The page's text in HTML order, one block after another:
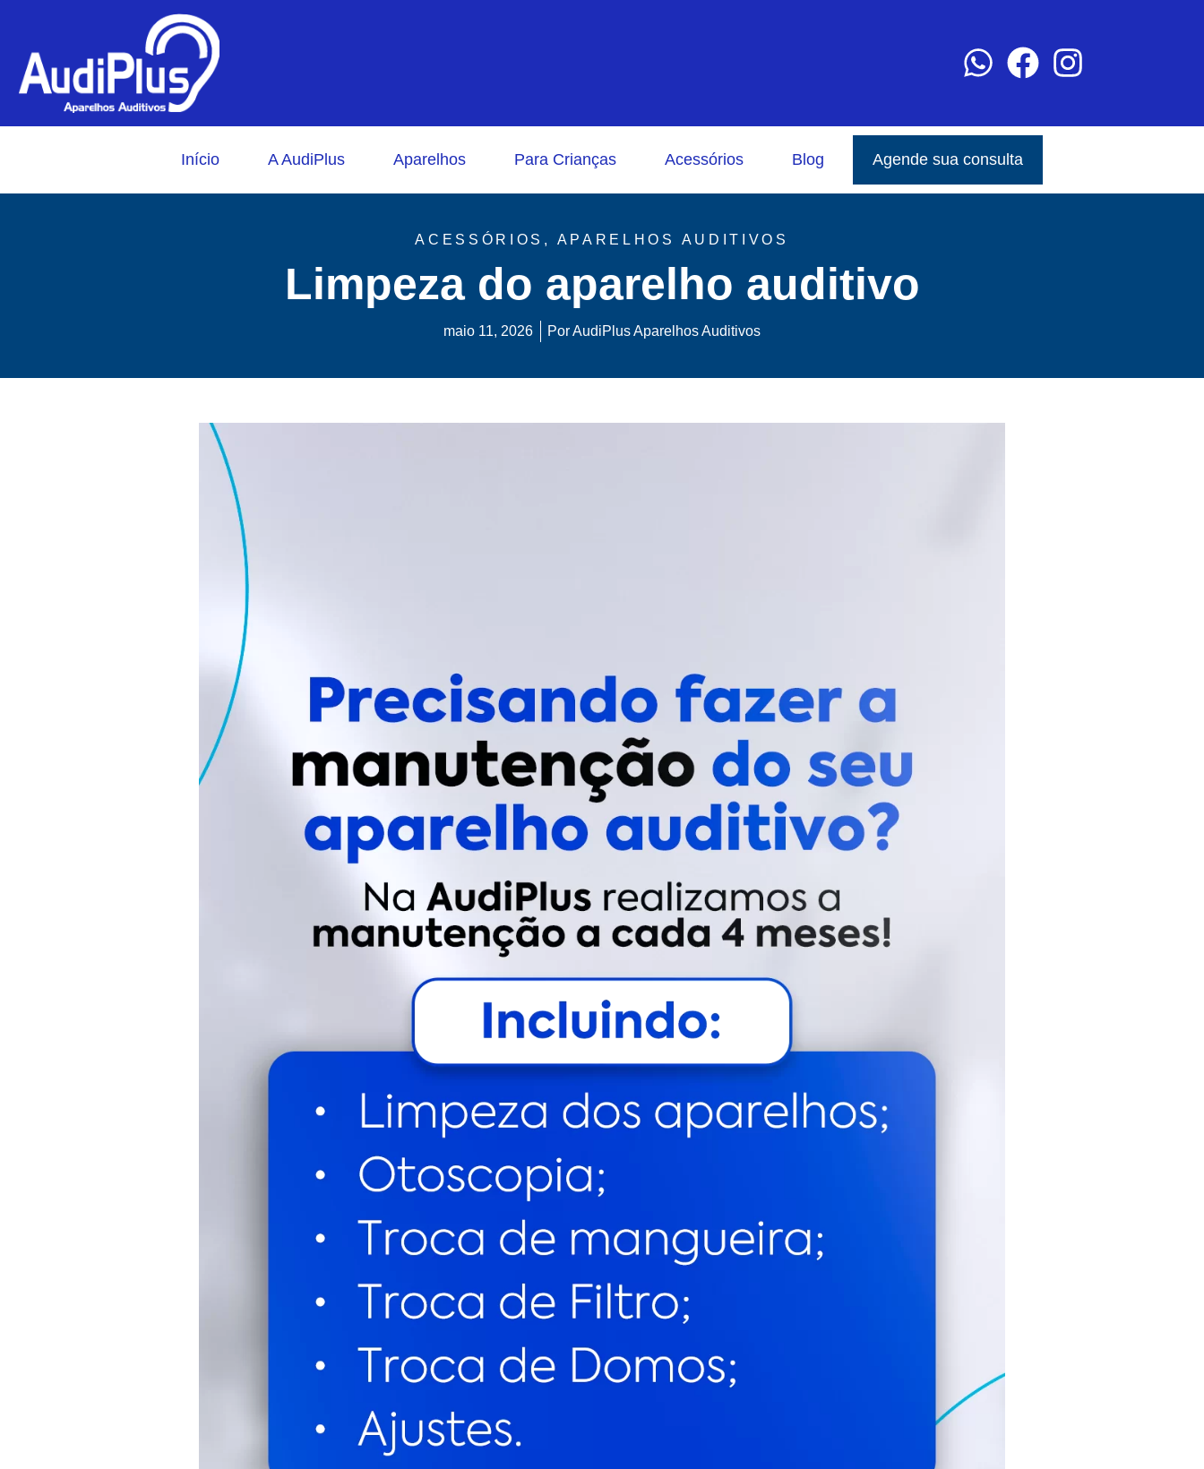
Início A AudiPlus Aparelhos Para Crianças Acessórios Blog Agende sua consulta
ACESSÓRIOS , APARELHOS AUDITIVOS
Limpeza do aparelho auditivo
maio 11, 2026 PorAudiPlus Aparelhos Auditivos